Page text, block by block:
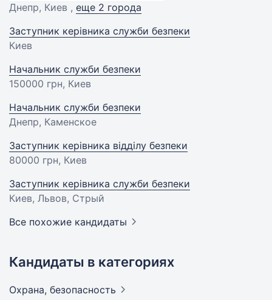
Днепр, Киев , еще 2 города
Заступник керівника служби безпеки
Киев
Начальник служби безпеки
150000 грн, Киев
Начальник служби безпеки
Днепр, Каменское
Заступник керівника відділу безпеки
80000 грн, Киев
Заступник керівника служби безпеки
Киев, Львов, Стрый
Все похожие кандидаты
Кандидаты в категориях
Охрана, безопасность